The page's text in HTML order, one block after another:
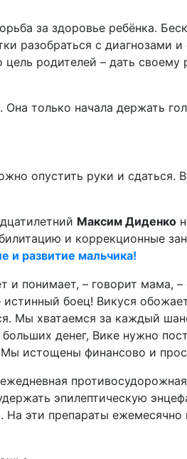
за здоровье ребёнка.
разобраться с диагнозами и
родителей – дать своему
только начала держать
опустить руки и сдаться.
Максим Диденко
и коррекционные
и развитие мальчика!
и понимает, – говорит мама,
истинный боец! Викуся
Мы хватаемся за каждый
денег, Вике нужно
Мы истощены финансово и
эпилептическую
На эти препараты